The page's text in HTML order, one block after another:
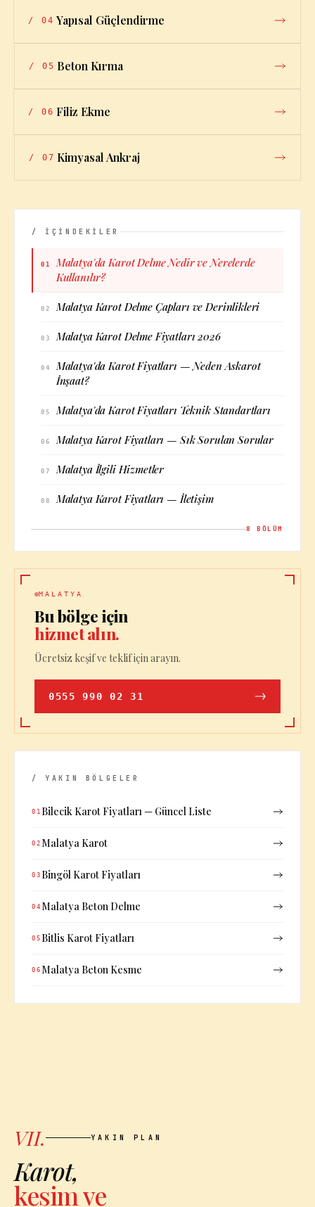
/ 04 Yapısal Güçlendirme
/ 05 Beton Kırma
/ 06 Filiz Ekme
/ 07 Kimyasal Ankraj
/ İÇİNDEKİLER
01
Malatya'da Karot Delme Nedir ve Nerelerde
Kullanılır?
02 Malatya Karot Delme Çapları ve Derinlikleri
03 Malatya Karot Delme Fiyatları 2026
04
Malatya'da Karot Fiyatları — Neden Askarot
İnşaat?
05 Malatya'da Karot Fiyatları Teknik Standartları
06 Malatya Karot Fiyatları — Sık Sorulan Sorular
07 Malatya İlgili Hizmetler
08 Malatya Karot Fiyatları — İletişim
8 BÖLÜM
MALATYA
Bu bölge için
hizmet alın.
Ücretsiz keşif ve teklif için arayın.
0555 990 02 31
/ YAKIN BÖLGELER
01 Bilecik Karot Fiyatları — Güncel Liste
02 Malatya Karot
03 Bingöl Karot Fiyatları
04 Malatya Beton Delme
05 Bitlis Karot Fiyatları
06 Malatya Beton Kesme
VII. YAKIN PLAN
Karot,
kesim ve